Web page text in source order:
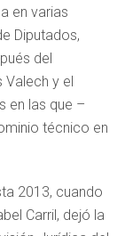
en varias
Diputados,
del
Valech y el
en las que –
técnico en
2013, cuando
Carril, dejó la